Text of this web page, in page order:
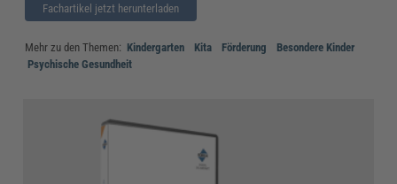
Fachartikel jetzt herunterladen
Mehr zu den Themen: Kindergarten Kita Förderung
Besondere Kinder
Psychische Gesundheit